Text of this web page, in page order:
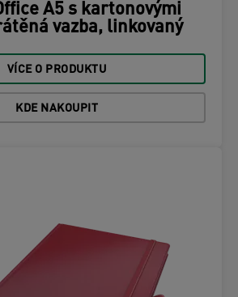
A5 s kartonovými
vazba, linkovaný
VÍCE O PRODUKTU
KDE NAKOUPIT